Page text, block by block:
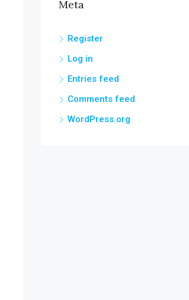
Meta
Register
Log in
Entries feed
Comments feed
WordPress.org